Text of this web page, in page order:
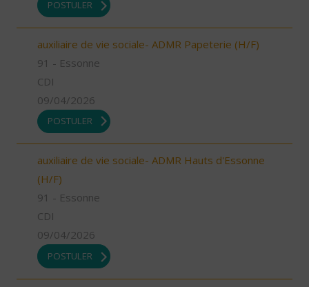
POSTULER
auxiliaire de vie sociale- ADMR Papeterie (H/F)
91 - Essonne
CDI
09/04/2026
POSTULER
auxiliaire de vie sociale- ADMR Hauts d'Essonne
(H/F)
91 - Essonne
CDI
09/04/2026
POSTULER